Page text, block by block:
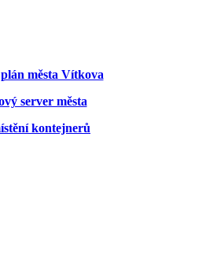
města Vítkova
server města
kontejnerů